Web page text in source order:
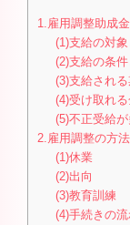
1.雇用調整助成
(1)支給の対
(2)支給の条件
(3)支給され
(4)受け取れ
(5)不正受給
2.雇用調整の方
(1)休業
(2)出向
(3)教育訓練
(4)手続きの